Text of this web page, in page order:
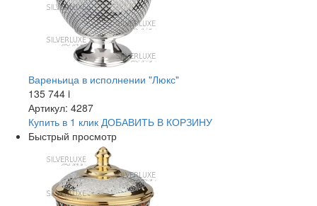
Вареньица в исполнении "Люкс"
135 744 i
Артикул: 4287
Купить в 1 клик ДОБАВИТЬ В КОРЗИНУ
Быстрый просмотр